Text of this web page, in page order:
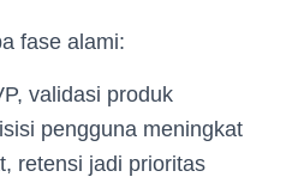
fase alami:
validasi produk
pengguna meningkat
retensi jadi prioritas